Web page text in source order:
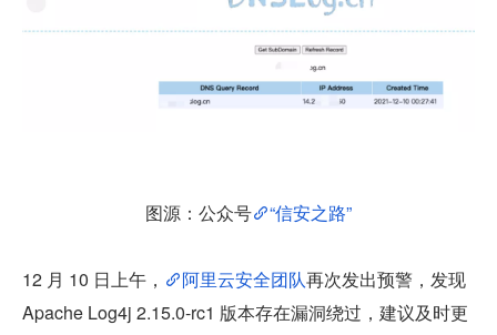
图源：公众号 “信安之路”
12 月 10 日上午， 阿里云安全团队再次发出预警，发现
Apache Log4j 2.15.0-rc1 版本存在漏洞绕过，建议及时更